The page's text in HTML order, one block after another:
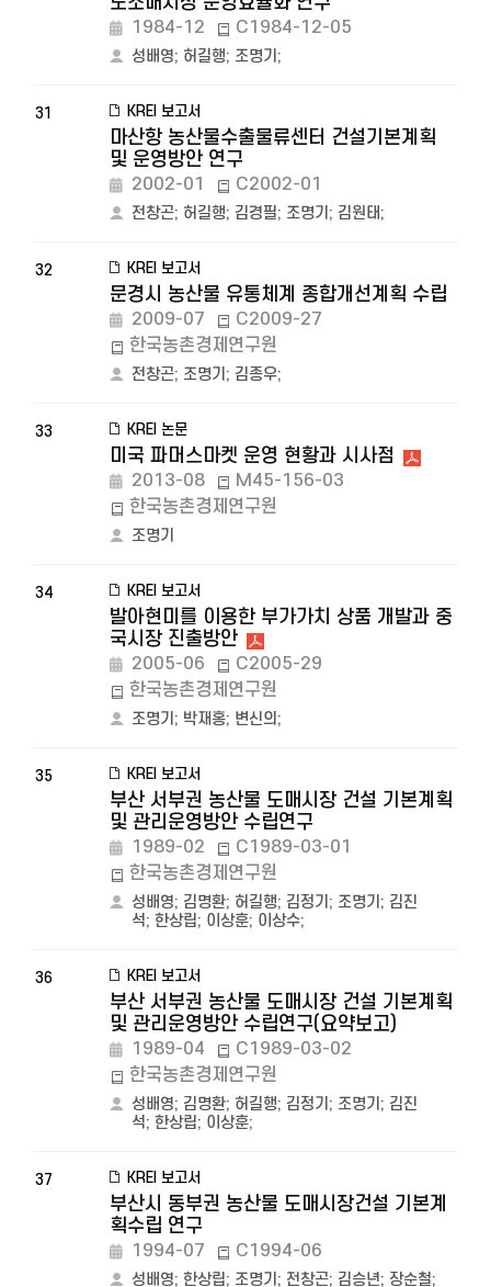
1984-12 C1984-12-05
성배영; 허길행; 조명기 ;
31 KREI 보고서
마산항 농산물수출물류센터 건설기본계획
및 운영방안 연구
2002-01 C2002-01
전창곤; 허길행; 김경필; 조명기 ; 김원태;
32 KREI 보고서
문경시 농산물 유통체계 종합개선계획 수립
2009-07
C2009-27
한국농촌경제연구원
전창곤; 조명기 ; 김종우;
33 KREI 논문
미국 파머스마켓 운영 현황과 시사점
2013-08
M45-156-03
한국농촌경제연구원
조명기
34 KREI 보고서
발아현미를 이용한 부가가치 상품 개발과 중
국시장 진출방안
2005-06
C2005-29
한국농촌경제연구원
조명기 ; 박재홍; 변신의 ;
35 KREI 보고서
부산 서부권 농산물 도매시장 건설 기본계획
및 관리운영방안 수립연구
1989-02
C1989-03-01
한국농촌경제연구원
성배영; 김명환; 허길행; 김정기 ; 조명기 ; 김진
석; 한상립; 이상훈; 이상수;
36 KREI 보고서
부산 서부권 농산물 도매시장 건설 기본계획
및 관리운영방안 수립연구(요약보고)
1989-04
C1989-03-02
한국농촌경제연구원
성배영; 김명환; 허길행; 김정기 ; 조명기 ; 김진
석; 한상립; 이상훈;
37 KREI 보고서
부산시 동부권 농산물 도매시장건설 기본계
획수립 연구
1994-07 C1994-06
성배영; 한상립; 조명기 ; 전창곤; 김승년; 장순철;